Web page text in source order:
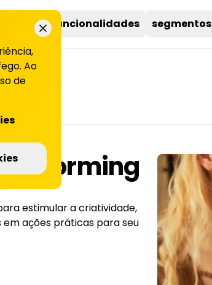
soluções funcionalidades segmentos
estimular a criatividade,
ações práticas para seu
Ao
de